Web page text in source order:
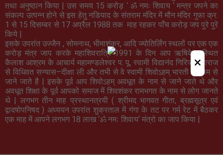
तथा अनुष्ठान किया
|उस समय 15 करोड़ ‘ ॐ नमः शिवाय ‘ मन्त्र जपने का
संकल्प उत्पन्न होने से इस हेतु नडियाद के संतराम मंदिर में मौन मंदिर गुफा क्र.
1 से 15 दिसम्बर से 17 अप्रैल 1988 तक माह रहकर पाँच करोड़ जप पुरे पुरे
किये
इसके उपरांत उज्जैन , सोमनाथ, भीमाशंकर,आदि ज्योतिर्लिंग स्थलों पर एक एक
करोड़ मंत्र जाप करके महाशिवरात्रि 1991 के दिन आप ऋषिकेश स्थित
कैलाश आश्रम के आचार्य महामण्डलेश्वर प.पू,स्वामी विद्यानंद गिरिजी महाराज
से विधिवत सन्यास–दीक्षा ली और तभी से वे स्वामी शिवोऽहम् भारती के नाम से
जाने जाते है
इसके पूर्व आप शिवोऽहम् अवधूत के नाम से जाने जाते थे और
अवधूत शिक्षा के पूर्व आपको समाज में शिवशंकर रामभगत के नाम से लोग जानते
थे
लगभग तीन माह प्रस्थानत्रयी( श्रीमद भागवत गीता, ब्रह्मसूत्र एवं
द्वादषोपनिषद ) अध्ययन उपरांत शुक्रताल में गंगा के तट पर गर्म रेट में बैठकर
एक माह में आपने लगभग 18 लाख‘ॐ नमः शिवाय‘ मंत्रो का जाप किया
×